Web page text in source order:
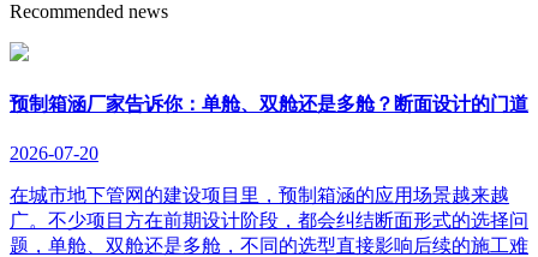
Recommended news
预制箱涵厂家告诉你：单舱、双舱还是多舱？断面设计的门道
2026-07-20
在城市地下管网的建设项目里，预制箱涵的应用场景越来越
广。不少项目方在前期设计阶段，都会纠结断面形式的选择问
题，单舱、双舱还是多舱，不同的选型直接影响后续的施工难